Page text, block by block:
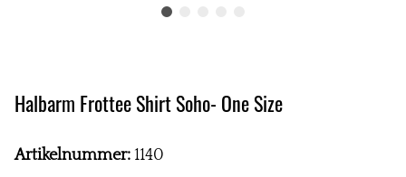
Halbarm Frottee Shirt Soho- One Size
Artikelnummer: 1140